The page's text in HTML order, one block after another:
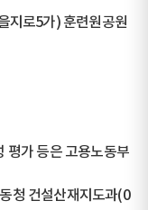
지로5가) 훈련원공원
평가 등은 고용노동부
청 건설산재지도과(0